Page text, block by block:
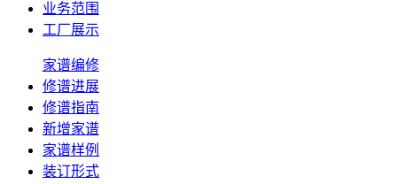
业务范围
工厂展示
家谱编修
修谱进展
修谱指南
新增家谱
家谱样例
装订形式